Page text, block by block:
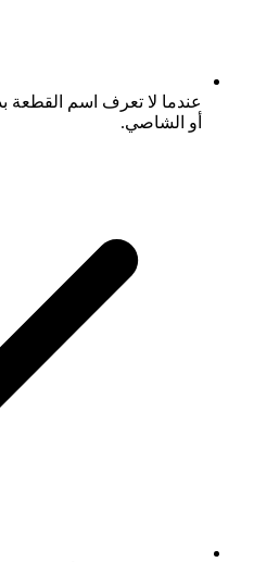
عندما لا تعرف اسم القطعة
أو الشاصي.